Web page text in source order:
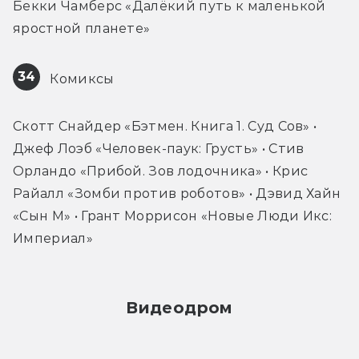
Бекки Чамберс «Далёкий путь к маленькой
яростной планете»
34 Комиксы
Скотт Снайдер «Бэтмен. Книга 1. Суд Сов» •
Джеф Лоэб «Человек-паук: Грусть» • Стив
Орландо «Прибой. Зов лодочника» • Крис
Райалл «Зомби против роботов» • Дэвид Хайн
«Сын М» • Грант Моррисон «Новые Люди Икс:
Империал»
Видеодром